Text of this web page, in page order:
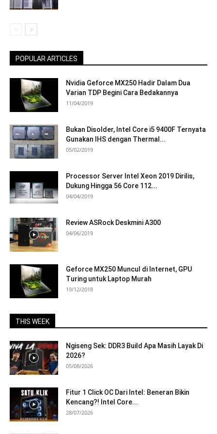
POPULAR ARTICLES
Nvidia Geforce MX250 Hadir Dalam Dua
Varian TDP Begini Cara Bedakannya
11/04/2019
Bukan Disolder, Intel Core i5 9400F Ternyata
Gunakan IHS dengan Thermal...
05/02/2019
Processor Server Intel Xeon 2019 Dirilis,
Dukung Hingga 56 Core 112...
04/04/2019
Review ASRock Deskmini A300
04/06/2019
Geforce MX250 Muncul di Internet, GPU
Turing untuk Laptop Murah
19/12/2018
THIS WEEK
Ngiseng Sek: DDR3 Build Apa Masih Layak Di
2026?
05/08/2026
Fitur 1 Click OC Dari Intel: Beneran Bikin
Kencang?! Intel Core...
28/07/2026